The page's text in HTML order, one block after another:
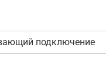
подключение